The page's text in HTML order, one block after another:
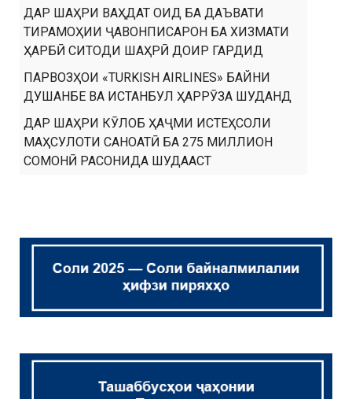
ДАР ШАҲРИ ВАҲДАТ ОИД БА ДАЪВАТИ
ТИРАМОҲИИ ҶАВОНПИСАРОН БА ХИЗМАТИ
ҲАРБӢ СИТОДИ ШАҲРӢ ДОИР ГАРДИД
ПАРВОЗҲОИ «TURKISH AIRLINES» БАЙНИ
ДУШАНБЕ ВА ИСТАНБУЛ ҲАРРӮЗА ШУДАНД
ДАР ШАҲРИ КӮЛОБ ҲАҶМИ ИСТЕҲСОЛИ
МАҲСУЛОТИ САНОАТӢ БА 275 МИЛЛИОН
СОМОНӢ РАСОНИДА ШУДААСТ